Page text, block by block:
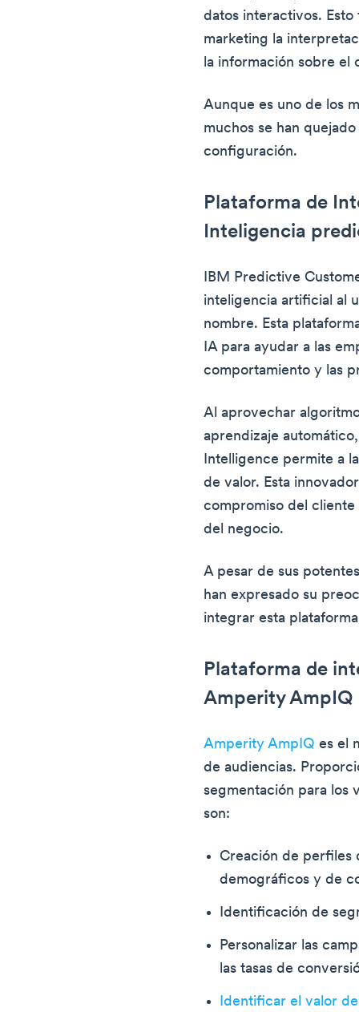
datos interactivos.
marketing la
la información sobre el
Aunque es uno de los
muchos se han
configuración.
Plataforma de
Inteligencia
IBM Predictive
inteligencia artificial al
nombre. Esta
IA para ayudar a las
comportamiento y las
Al aprovechar
aprendizaje
Intelligence permite a
de valor. Esta
compromiso del
del negocio.
A pesar de sus
han expresado su
integrar esta
Plataforma de
Amperity AmpIQ
Amperity AmpIQ es el
de audiencias.
segmentación para los
son:
Creación de perfiles
demográficos y de
Identificación de
Personalizar las
las tasas de
Identificar el valor